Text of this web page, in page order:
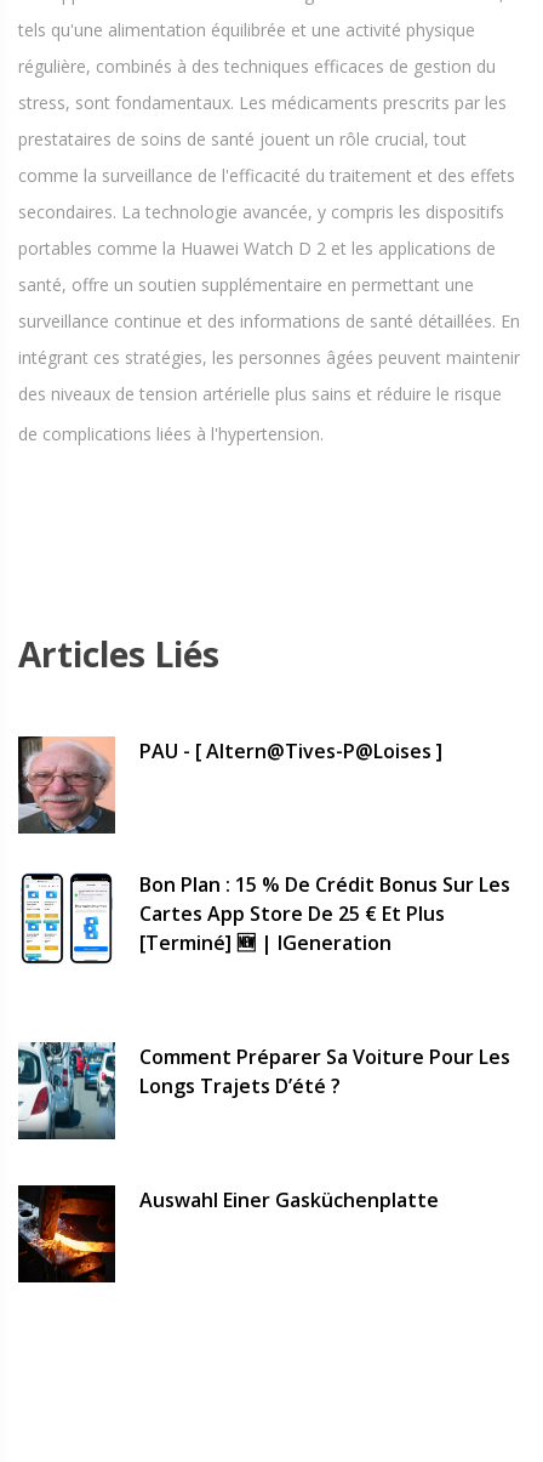
tels qu'une alimentation équilibrée et une activité physique
régulière, combinés à des techniques efficaces de gestion du
stress, sont fondamentaux. Les médicaments prescrits par les
prestataires de soins de santé jouent un rôle crucial, tout
comme la surveillance de l'efficacité du traitement et des effets
secondaires. La technologie avancée, y compris les dispositifs
portables comme la Huawei Watch D 2 et les applications de
santé, offre un soutien supplémentaire en permettant une
surveillance continue et des informations de santé détaillées. En
intégrant ces stratégies, les personnes âgées peuvent maintenir
des niveaux de tension artérielle plus sains et réduire le risque
de complications liées à l'hypertension.
Articles Liés
PAU - [ Altern@tives-P@loises ]
Bon Plan : 15 % De Crédit Bonus Sur Les
Cartes App Store De 25 € Et Plus
[terminé] 🆕 | IGeneration
Comment Préparer Sa Voiture Pour Les
Longs Trajets D’été ?
Auswahl Einer Gasküchenplatte